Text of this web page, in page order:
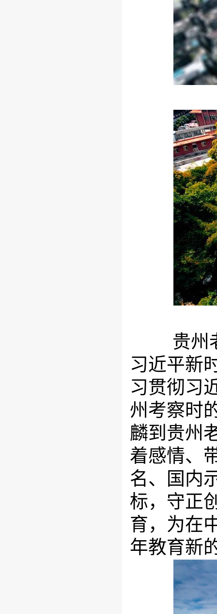
贵州老
习近平新
习贯彻习
州考察时
麟到贵州
着感情、
名、国内
标，守正
育，为在
年教育新